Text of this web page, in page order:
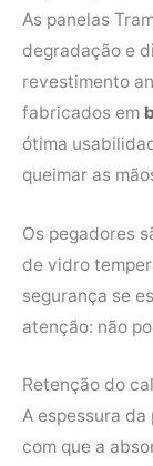
As panelas
degradação e
revestimento
fabricados em
ótima
queimar as
Os pegadores
de vidro
segurança se
atenção: não
Retenção do
A espessura
com que a